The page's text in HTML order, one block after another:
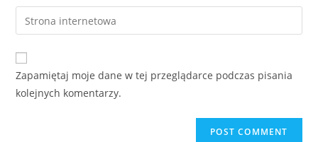
comment
email
address
comment
Enter
your
website
URL
(optional)
Zapamiętaj moje dane w tej przeglądarce podczas pisania
kolejnych komentarzy.